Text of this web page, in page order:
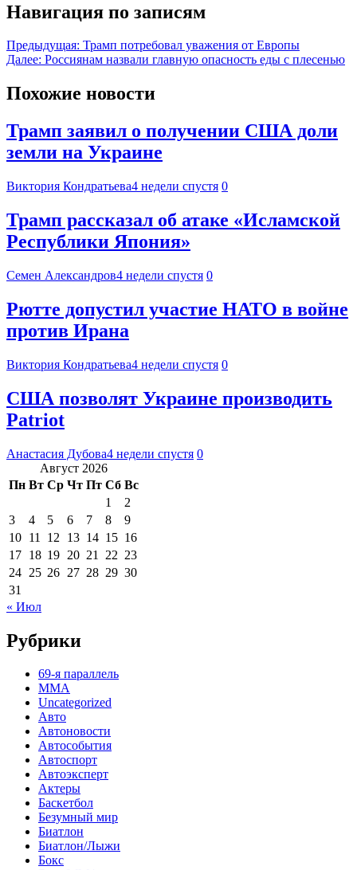
Навигация по записям
Предыдущая: Трамп потребовал уважения от Европы
Далее: Россиянам назвали главную опасность еды с плесенью
Похожие новости
Трамп заявил о получении США доли
земли на Украине
Виктория Кондратьева4 недели спустя 0
Трамп рассказал об атаке «Исламской
Республики Япония»
Семен Александров4 недели спустя 0
Рютте допустил участие НАТО в войне
против Ирана
Виктория Кондратьева4 недели спустя 0
США позволят Украине производить
Patriot
Анастасия Дубова4 недели спустя 0
Август 2026
Пн Вт Ср Чт Пт Сб Вс
1
2
3
4 5 6 7 8
9
10 11 12 13 14 15 16
17 18 19 20 21 22 23
24 25 26 27 28 29 30
31
« Июл
Рубрики
69-я параллель
MMA
Uncategorized
Авто
Автоновости
Автособытия
Автоспорт
Автоэксперт
Актеры
Баскетбол
Безумный мир
Биатлон
Биатлон/Лыжи
Бокс